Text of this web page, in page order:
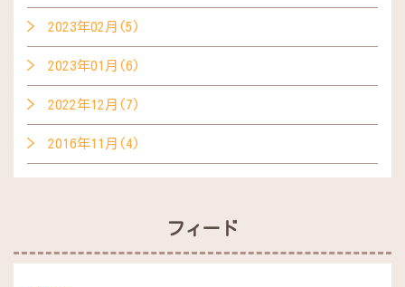
2023年02月(5)
2023年01月(6)
2022年12月(7)
2016年11月(4)
フィード